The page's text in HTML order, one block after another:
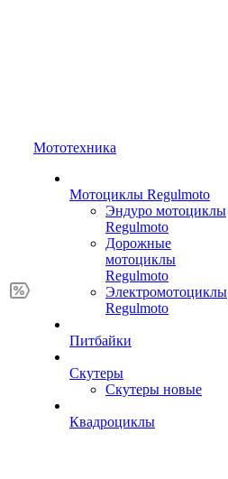
Мототехника
Мотоциклы Regulmoto
Эндуро мотоциклы
Regulmoto
Дорожные
мотоциклы
Regulmoto
Электромотоциклы
Regulmoto
Питбайки
Скутеры
Скутеры новые
Квадроциклы